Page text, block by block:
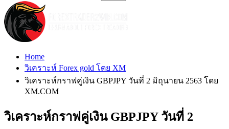
Home
วิเคราะห์ Forex gold โดย XM
วิเคราะห์กราฟคู่เงิน GBPJPY วันที่ 2 มิถุนายน 2563 โดย
XM.COM
วิเคราะห์กราฟคู่เงิน GBPJPY วันที่ 2